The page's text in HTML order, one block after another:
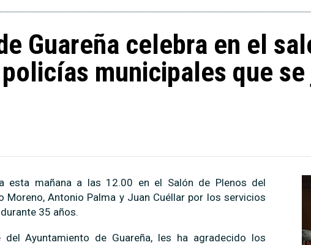
Guareña celebra en el
municipales que
esta mañana a las 12.00 en el Salón de Plenos del
Antonio Palma y Juan Cuéllar por los servicios
35 años.
Ayuntamiento de Guareña, les ha agradecido los